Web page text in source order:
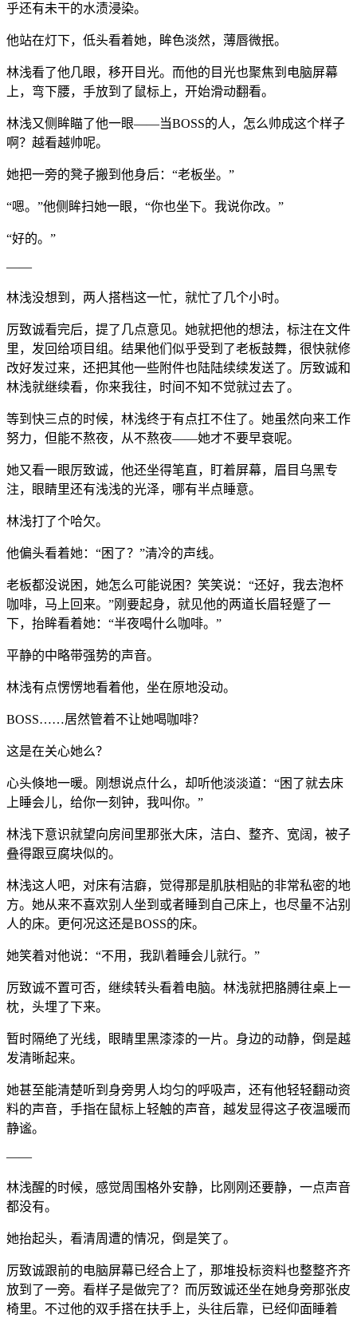
乎还有未干的水渍浸染。
他站在灯下，低头看着她，眸色淡然，薄唇微抿。
林浅看了他几眼，移开目光。而他的目光也聚焦到电脑屏幕
上，弯下腰，手放到了鼠标上，开始滑动翻看。
林浅又侧眸瞄了他一眼——当BOSS的人，怎么帅成这个样子
啊？越看越帅呢。
她把一旁的凳子搬到他身后：“老板坐。”
“嗯。”他侧眸扫她一眼，“你也坐下。我说你改。”
“好的。”
——
林浅没想到，两人搭档这一忙，就忙了几个小时。
厉致诚看完后，提了几点意见。她就把他的想法，标注在文件
里，发回给项目组。结果他们似乎受到了老板鼓舞，很快就修
改好发过来，还把其他一些附件也陆陆续续发送了。厉致诚和
林浅就继续看，你来我往，时间不知不觉就过去了。
等到快三点的时候，林浅终于有点扛不住了。她虽然向来工作
努力，但能不熬夜，从不熬夜——她才不要早衰呢。
她又看一眼厉致诚，他还坐得笔直，盯着屏幕，眉目乌黑专
注，眼睛里还有浅浅的光泽，哪有半点睡意。
林浅打了个哈欠。
他偏头看着她：“困了？”清冷的声线。
老板都没说困，她怎么可能说困？笑笑说：“还好，我去泡杯
咖啡，马上回来。”刚要起身，就见他的两道长眉轻蹙了一
下，抬眸看着她：“半夜喝什么咖啡。”
平静的中略带强势的声音。
林浅有点愣愣地看着他，坐在原地没动。
BOSS……居然管着不让她喝咖啡？
这是在关心她么？
心头倏地一暖。刚想说点什么，却听他淡淡道：“困了就去床
上睡会儿，给你一刻钟，我叫你。”
林浅下意识就望向房间里那张大床，洁白、整齐、宽阔，被子
叠得跟豆腐块似的。
林浅这人吧，对床有洁癖，觉得那是肌肤相贴的非常私密的地
方。她从来不喜欢别人坐到或者睡到自己床上，也尽量不沾别
人的床。更何况这还是BOSS的床。
她笑着对他说：“不用，我趴着睡会儿就行。”
厉致诚不置可否，继续转头看着电脑。林浅就把胳膊往桌上一
枕，头埋了下来。
暂时隔绝了光线，眼睛里黑漆漆的一片。身边的动静，倒是越
发清晰起来。
她甚至能清楚听到身旁男人均匀的呼吸声，还有他轻轻翻动资
料的声音，手指在鼠标上轻触的声音，越发显得这子夜温暖而
静谧。
——
林浅醒的时候，感觉周围格外安静，比刚刚还要静，一点声音
都没有。
她抬起头，看清周遭的情况，倒是笑了。
厉致诚跟前的电脑屏幕已经合上了，那堆投标资料也整整齐齐
放到了一旁。看样子是做完了？而厉致诚还坐在她身旁那张皮
椅里。不过他的双手搭在扶手上，头往后靠，已经仰面睡着